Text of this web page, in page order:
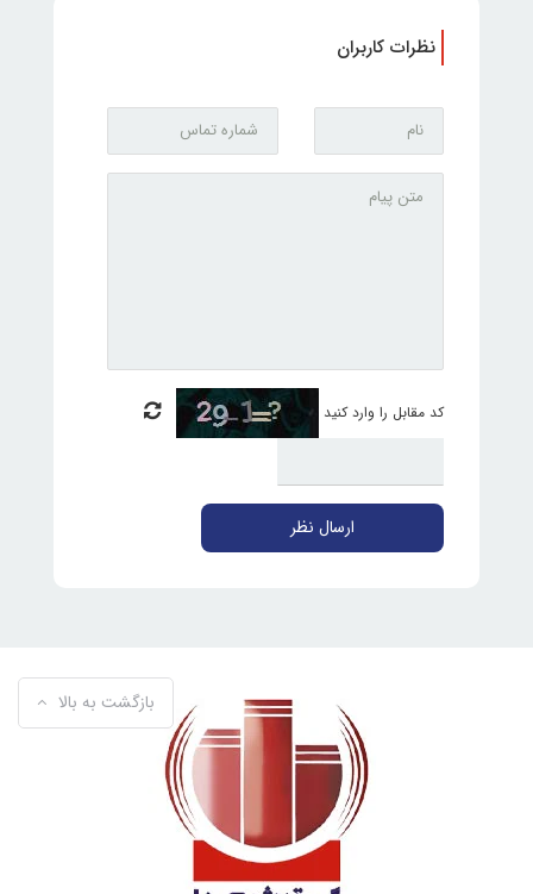
نظرات کاربران
کد مقابل را وارد کنید
ارسال نظر
بازگشت به بالا